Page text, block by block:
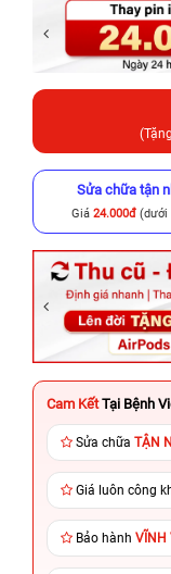
Sửa chữa tận
Giá 24.000đ(dưới
Cam Kết Tại Bệnh
Sửa chữa TẬN
Giá luôn công
Bảo hành VĨNH